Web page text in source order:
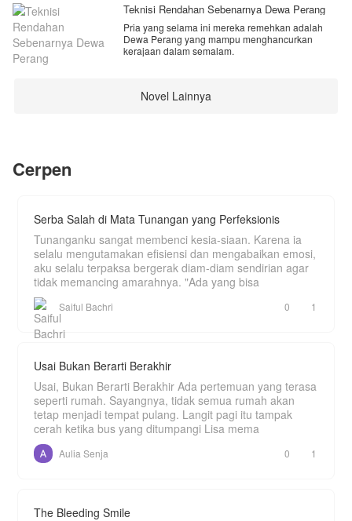
bagi anak Demian. Arkhasa.
“Aku menikahimu supaya anakku punya ibu.”
Kalimat itu mengubah segalanya.
Untuk pertama kalinya, Alysia memilih berhenti
seperti darah daging sendiri.
perundungan, serta siksaan dari para murid sekte.
sebuah tugas sederhana membersihkan
perpustakaan kuno mengubah takdirnya
selamanya.
Tak Berujung, tempat seekor Naga Kegelapan
kuno disegel sejak ribuan tahun lalu akibat perang
Teknisi Rendahan Sebenarnya Dewa Perang
Pria yang selama ini mereka remehkan adalah
Dewa Perang yang mampu menghancurkan
kerajaan dalam semalam.
Novel Lainnya
Cerpen
Serba Salah di Mata Tunangan yang Perfeksionis
Tunanganku sangat membenci kesia-siaan. Karena ia
selalu mengutamakan efisiensi dan mengabaikan emosi,
aku selalu terpaksa bergerak diam-diam sendirian agar
tidak memancing amarahnya. "Ada yang bisa
Saiful Bachri 0 1
Usai Bukan Berarti Berakhir
Usai, Bukan Berarti Berakhir Ada pertemuan yang terasa
seperti rumah. Sayangnya, tidak semua rumah akan
tetap menjadi tempat pulang. Langit pagi itu tampak
cerah ketika bus yang ditumpangi Lisa mema
Aulia Senja 0 1
The Bleeding Smile